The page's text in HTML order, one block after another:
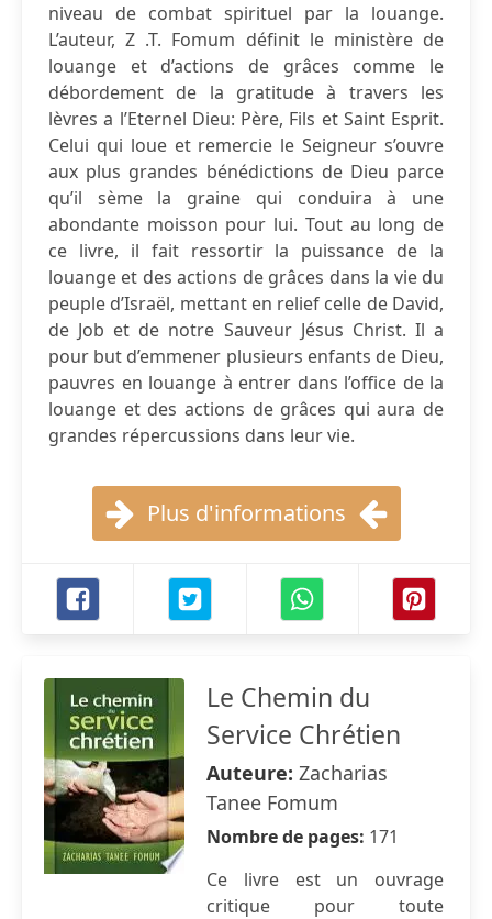
niveau de combat spirituel par la louange.
L’auteur, Z .T. Fomum définit le ministère de
louange et d’actions de grâces comme le
débordement de la gratitude à travers les
lèvres a l’Eternel Dieu: Père, Fils et Saint Esprit.
Celui qui loue et remercie le Seigneur s’ouvre
aux plus grandes bénédictions de Dieu parce
qu’il sème la graine qui conduira à une
abondante moisson pour lui. Tout au long de
ce livre, il fait ressortir la puissance de la
louange et des actions de grâces dans la vie du
peuple d’Israël, mettant en relief celle de David,
de Job et de notre Sauveur Jésus Christ. Il a
pour but d’emmener plusieurs enfants de Dieu,
pauvres en louange à entrer dans l’office de la
louange et des actions de grâces qui aura de
grandes répercussions dans leur vie.
Plus d'informations
Le Chemin du
Service Chrétien
Auteure: Zacharias
Tanee Fomum
Nombre de pages: 171
Ce livre est un ouvrage
critique pour toute